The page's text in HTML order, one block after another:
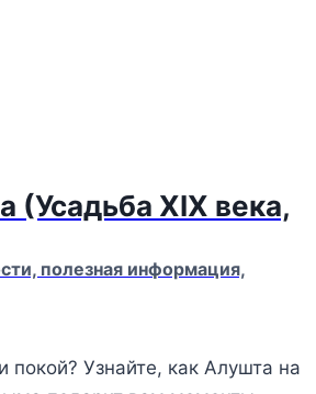
(Усадьба XIX века,
полезная информация,